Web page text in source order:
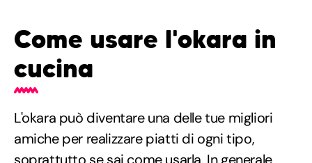
Come usare l'okara in
cucina
L'okara può diventare una delle tue migliori
amiche per realizzare piatti di ogni tipo,
soprattutto se sai come usarla. In generale,